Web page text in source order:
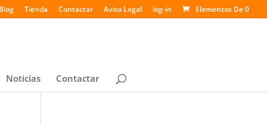
Tienda Contactar Aviso Legal log-in Elementos De 0
Noticias Contactar